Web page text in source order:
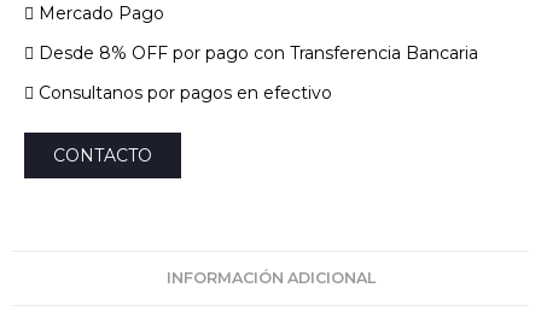
Mercado Pago
Desde 8% OFF por pago con Transferencia Bancaria
Consultanos por pagos en efectivo
CONTACTO
INFORMACIÓN ADICIONAL